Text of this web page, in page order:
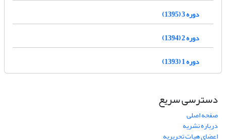
دوره 3 (1395)
دوره 2 (1394)
دوره 1 (1393)
دسترسی سریع
صفحه اصلی
درباره نشریه
اعضای هیات تحریریه